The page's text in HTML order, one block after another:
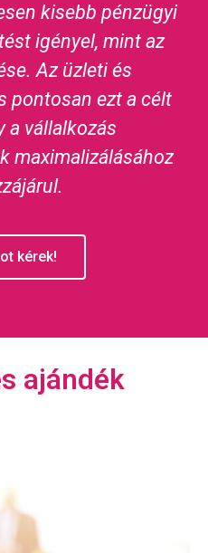
kisebb pénzügyi
igényel, mint az
Az üzleti és
pontosan ezt a célt
a vállalkozás
maximalizálásához
kérek!
ajándék